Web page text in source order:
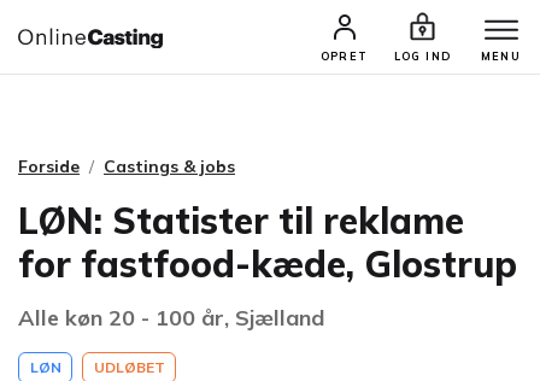
OPRET LOG IND MENU
CASTINGS & JOBS SØG PROFIL
Forside Castings & jobs
LØN: Statister til reklame
for fastfood-kæde, Glostrup
Alle køn 20 - 100 år, Sjælland
LØN UDLØBET